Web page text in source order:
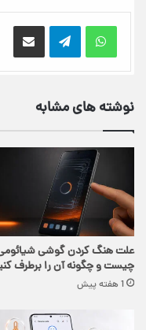
نوشته های مشابه
علت هنگ کردن گوشی
چیست و چگونه آن را برطرف
1 هفته پیش